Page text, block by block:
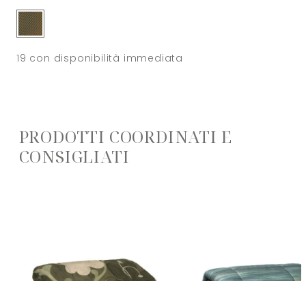
19 con disponibilità immediata
PRODOTTI COORDINATI E
CONSIGLIATI